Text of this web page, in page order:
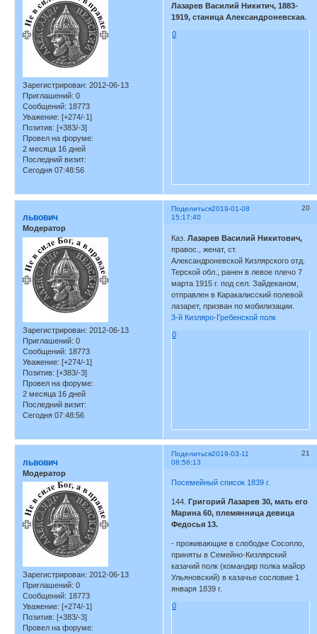
Зарегистрирован: 2012-06-13
Приглашений: 0
Сообщений: 18773
Уважение: [+274/-1]
Позитив: [+383/-3]
Провел на форуме:
2 месяца 16 дней
Последний визит:
Сегодня 07:48:56
Лазарев Василий Никитич, 1883-
1919, станица Александроневская.
0
Поделиться 20
2019-01-08
15:17:40
львович
Модератор
Зарегистрирован: 2012-06-13
Приглашений: 0
Сообщений: 18773
Уважение: [+274/-1]
Позитив: [+383/-3]
Провел на форуме:
2 месяца 16 дней
Последний визит:
Сегодня 07:48:56
Каз. Лазарев Василий Никитович,
правос., женат, ст.
Александроневской Кизлярского отд.
Терской обл., ранен в левое плечо 7
марта 1915 г. под сел. Зайдеканом,
отправлен в Каракалисский полевой
лазарет, призван по мобилизации.
3-й Кизляро-Гребенской полк
0
Поделиться 21
2019-03-11
08:56:13
львович
Модератор
Зарегистрирован: 2012-06-13
Приглашений: 0
Сообщений: 18773
Уважение: [+274/-1]
Позитив: [+383/-3]
Провел на форуме:
Посемейный список 1839 г.
144.Григорий Лазарев 30, мать его
Марина 60, племянница девица
Федосья 13.
- проживающие в слободке Сосопло,
приняты в Семейно-Кизлярский
казачий полк (командир полка майор
Ульяновский) в казачье сословие 1
января 1839 г.
0